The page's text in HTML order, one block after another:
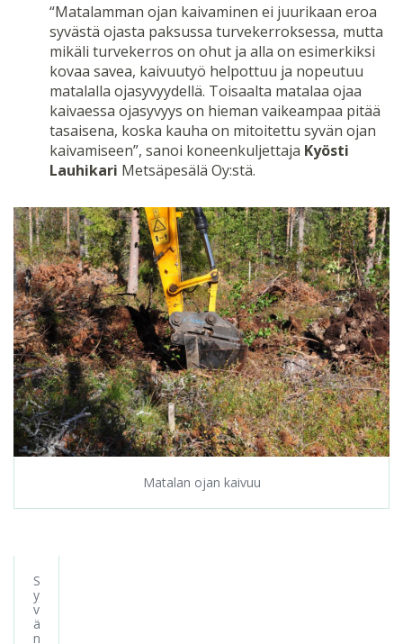
“Matalamman ojan kaivaminen ei juurikaan eroa
syvästä ojasta paksussa turvekerroksessa, mutta
mikäli turvekerros on ohut ja alla on esimerkiksi
kovaa savea, kaivuutyö helpottuu ja nopeutuu
matalalla ojasyvyydellä. Toisaalta matalaa ojaa
kaivaessa ojasyvyys on hieman vaikeampaa pitää
tasaisena, koska kauha on mitoitettu syvän ojan
kaivamiseen”, sanoi koneenkuljettaja Kyösti
Lauhikari Metsäpesälä Oy:stä.
Matalan ojan kaivuu
S
y
v
ä
n